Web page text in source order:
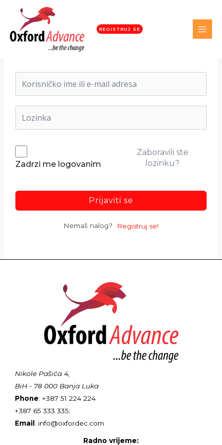
REGISTRUJ SE
Dobrodošli nazad!
Zadrzi me logovanim
Zaboravili ste
lozinku?
Prijaviti se
Nemaš nalog? Registruj se!
Nikole Pašića 4,
BiH - 78 000 Banja Luka
Phone: +387 51 224 224
+387 65 333 335;
Email: info@oxfordec.com
Radno vrijeme: